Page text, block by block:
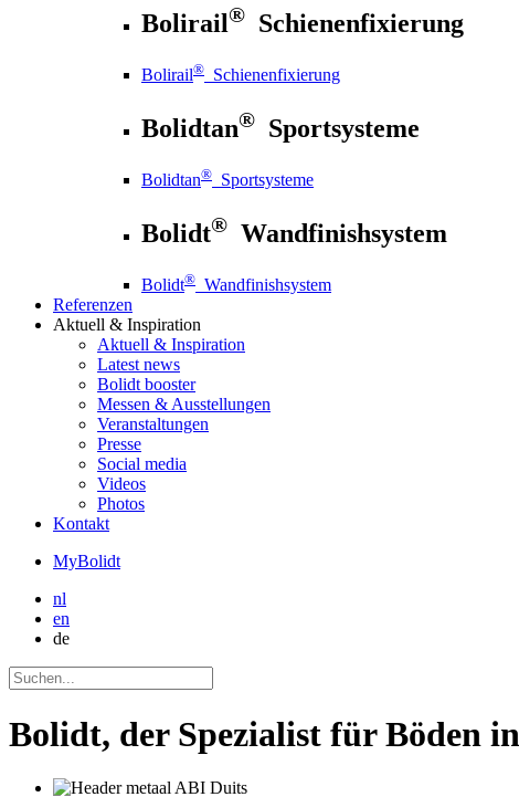
Bolirail® Schienenfixierung
Bolirail® Schienenfixierung
Bolidtan® Sportsysteme
Bolidtan® Sportsysteme
Bolidt® Wandfinishsystem
Bolidt® Wandfinishsystem
Referenzen
Aktuell & Inspiration
Aktuell & Inspiration
Latest news
Bolidt booster
Messen & Ausstellungen
Veranstaltungen
Presse
Social media
Videos
Photos
Kontakt
MyBolidt
nl
en
de
Bolidt, der Spezialist für Böden